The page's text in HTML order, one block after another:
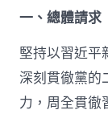
一、總體請求
堅持以習近平
深刻貫徹黨的
力，周全貫徹